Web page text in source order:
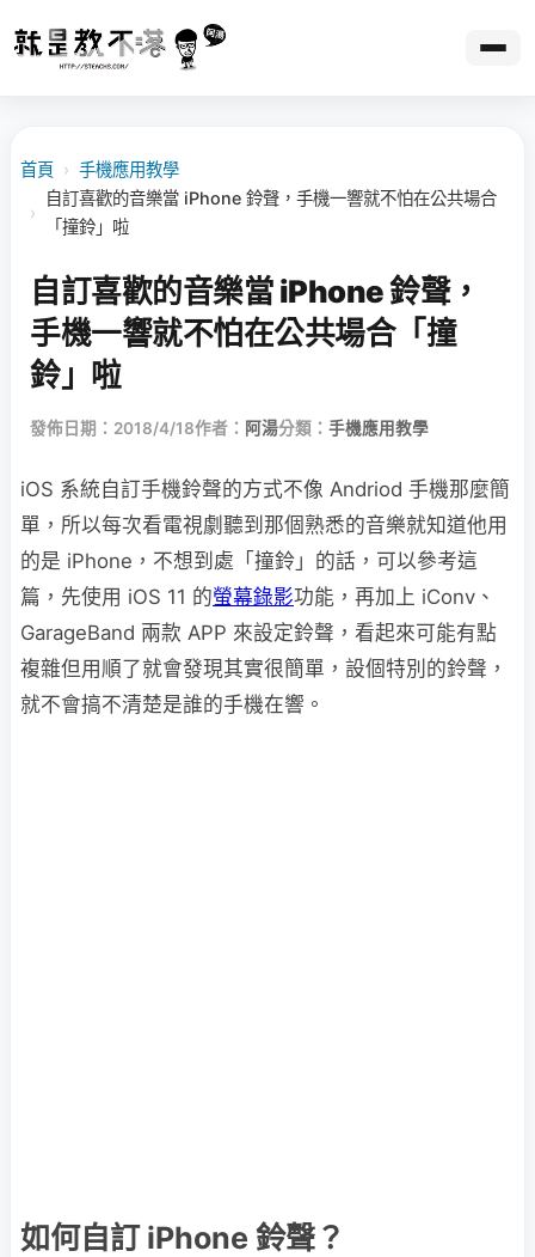
首頁 › 手機應用教學
›
自訂喜歡的音樂當 iPhone 鈴聲，手機一響就不怕在公共場合
「撞鈴」啦
自訂喜歡的音樂當 iPhone 鈴聲，
手機一響就不怕在公共場合「撞
鈴」啦
發佈日期：2018/4/18作者： 阿湯分類： 手機應用教學
iOS 系統自訂手機鈴聲的方式不像 Andriod 手機那麼簡
單，所以每次看電視劇聽到那個熟悉的音樂就知道他用
的是 iPhone，不想到處「撞鈴」的話，可以參考這
篇，先使用 iOS 11 的螢幕錄影功能，再加上 iConv、
GarageBand 兩款 APP 來設定鈴聲，看起來可能有點
複雜但用順了就會發現其實很簡單，設個特別的鈴聲，
就不會搞不清楚是誰的手機在響。
如何自訂 iPhone 鈴聲？